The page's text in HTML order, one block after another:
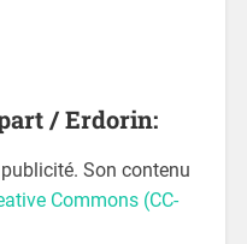
/ Erdorin:
Son contenu
Commons (CC-